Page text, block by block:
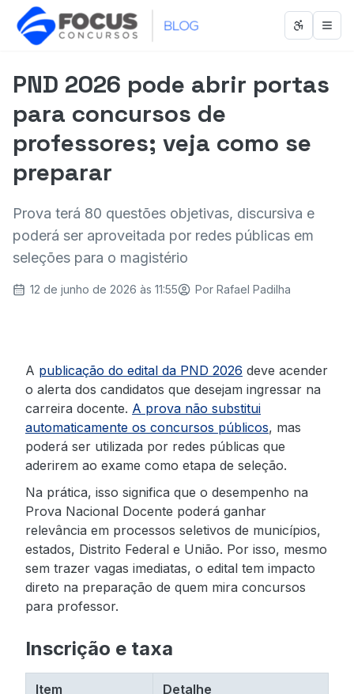
Abrir
PND 2026 pode abrir portas
para concursos de
professores; veja como se
preparar
Prova terá 80 questões objetivas, discursiva e
poderá ser aproveitada por redes públicas em
seleções para o magistério
12 de junho de 2026 às 11:55 Por Rafael Padilha
A publicação do edital da PND 2026 deve acender
o alerta dos candidatos que desejam ingressar na
carreira docente. A prova não substitui
automaticamente os concursos públicos, mas
poderá ser utilizada por redes públicas que
aderirem ao exame como etapa de seleção.
Na prática, isso significa que o desempenho na
Prova Nacional Docente poderá ganhar
relevância em processos seletivos de municípios,
estados, Distrito Federal e União. Por isso, mesmo
sem trazer vagas imediatas, o edital tem impacto
direto na preparação de quem mira concursos
para professor.
Inscrição e taxa
Item Detalhe